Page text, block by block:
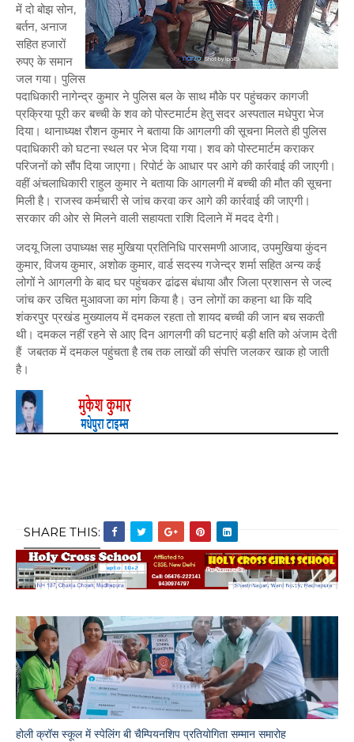
में दो बोझ सोन,
बर्तन, अनाज
सहित हजारों
रुपए के समान
जल गया। पुलिस
पदाधिकारी नागेन्द्र कुमार ने पुलिस बल के साथ मौके पर पहुंचकर कागजी
प्रक्रिया पूरी कर बच्ची के शव को पोस्टमार्टम हेतु सदर अस्पताल मधेपुरा भेज
दिया। थानाध्यक्ष रौशन कुमार ने बताया कि आगलगी की सूचना मिलते ही पुलिस
पदाधिकारी को घटना स्थल पर भेज दिया गया। शव को पोस्टमार्टम कराकर
परिजनों को सौंप दिया जाएगा। रिपोर्ट के आधार पर आगे की कार्रवाई की जाएगी।
वहीं अंचलाधिकारी राहुल कुमार ने बताया कि आगलगी में बच्ची की मौत की सूचना
मिली है। राजस्व कर्मचारी से जांच करवा कर आगे की कार्रवाई की जाएगी।
सरकार की ओर से मिलने वाली सहायता राशि दिलाने में मदद देगी।
जदयू जिला उपाध्यक्ष सह मुखिया प्रतिनिधि पारसमणी आजाद, उपमुखिया कुंदन
कुमार, विजय कुमार, अशोक कुमार, वार्ड सदस्य गजेन्द्र शर्मा सहित अन्य कई
लोगों ने आगलगी के बाद घर पहुंचकर ढांढस बंधाया और जिला प्रशासन से जल्द
जांच कर उचित मुआवजा का मांग किया है। उन लोगों का कहना था कि यदि
शंकरपुर प्रखंड मुख्यालय में दमकल रहता तो शायद बच्ची की जान बच सकती
थी। दमकल नहीं रहने से आए दिन आगलगी की घटनाएं बड़ी क्षति को अंजाम देती
हैं जबतक में दमकल पहुंचता है तब तक लाखों की संपत्ति जलकर खाक हो जाती
है।
SHARE THIS:
होली क्रॉस स्कूल में स्पेलिंग बी चैम्पियनशिप प्रतियोगिता सम्मान समारोह